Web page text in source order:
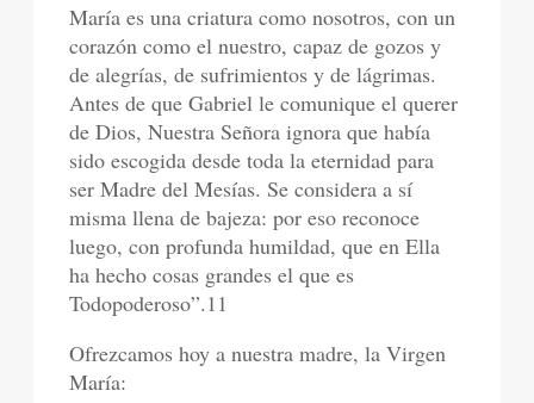
María es una criatura como nosotros, con un
corazón como el nuestro, capaz de gozos y
de alegrías, de sufrimientos y de lágrimas.
Antes de que Gabriel le comunique el querer
de Dios, Nuestra Señora ignora que había
sido escogida desde toda la eternidad para
ser Madre del Mesías. Se considera a sí
misma llena de bajeza: por eso reconoce
luego, con profunda humildad, que en Ella
ha hecho cosas grandes el que es
Todopoderoso”.11
Ofrezcamos hoy a nuestra madre, la Virgen
María: